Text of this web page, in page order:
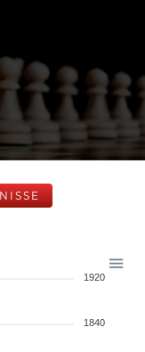
1920
1840